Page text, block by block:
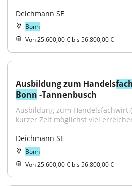
Deichmann SE
Bonn
Von 25.600,00 € bis 56.800,00 €
Ausbildung zum Handels
Bonn -Tannenbusch
Ausbildung zum Handelsfachwirt
kurzer Zeit möglichst viel
Deichmann SE
Bonn
Von 25.600,00 € bis 56.800,00 €